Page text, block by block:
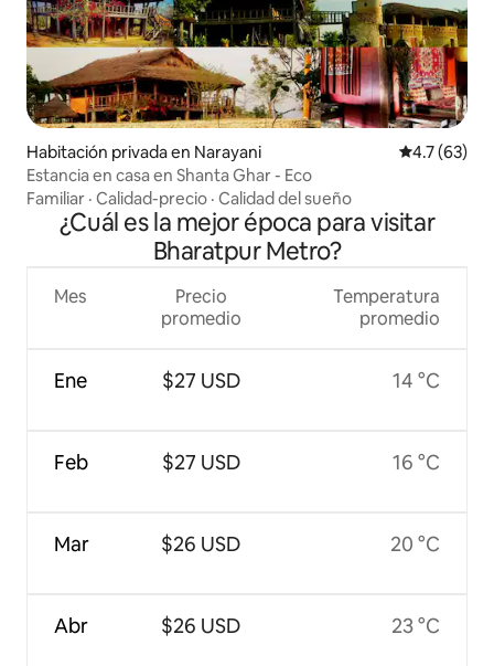
Habitación privada en Narayani Calificación
4.7 (63)
Estancia en casa en Shanta Ghar - Eco
Familiar · Calidad-precio · Calidad del sueño
¿Cuál es la mejor época para visitar
Bharatpur Metro?
Mes
Ene
Feb
Mar
Abr
Precio
promedio
$27 USD
$27 USD
$26 USD
$26 USD
Temperatura
promedio
14 °C
16 °C
20 °C
23 °C